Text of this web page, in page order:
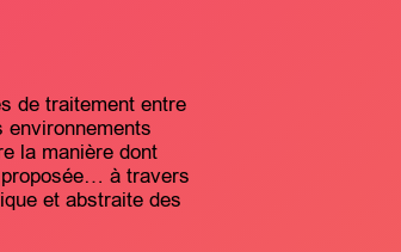
de traitement entre
environnements
la manière dont
à travers
et abstraite des